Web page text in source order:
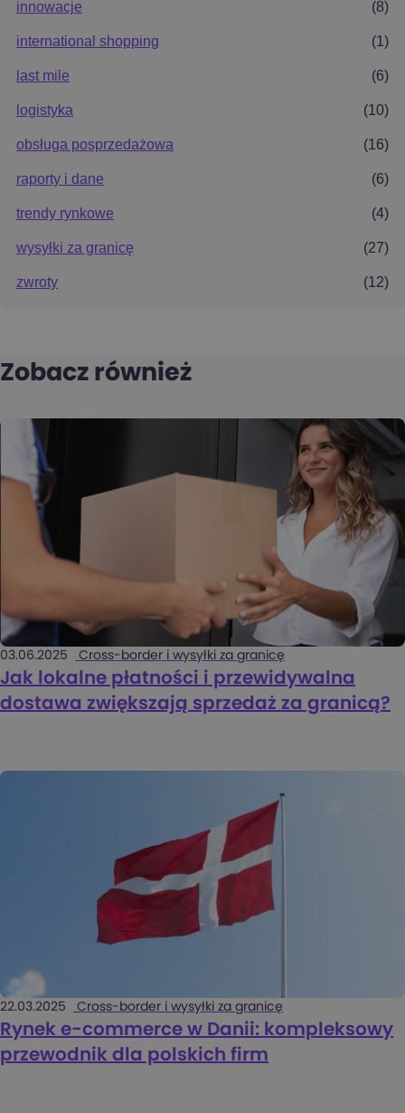
innowacje (8)
international shopping (1)
last mile (6)
logistyka (10)
obsługa posprzedażowa (16)
raporty i dane (6)
trendy rynkowe (4)
wysyłki za granicę (27)
zwroty (12)
Zobacz również
03.06.2025 Cross-border i wysyłki za granicę
Jak lokalne płatności i przewidywalna
dostawa zwiększają sprzedaż za granicą?
22.03.2025 Cross-border i wysyłki za granicę
Rynek e-commerce w Danii: kompleksowy
przewodnik dla polskich firm